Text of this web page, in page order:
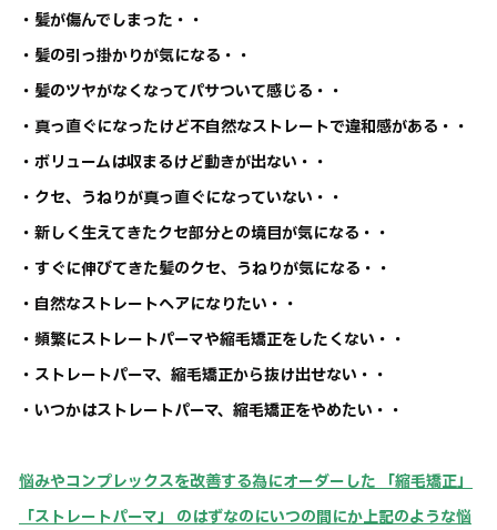
・髪が傷んでしまった・・
・髪の引っ掛かりが気になる・・
・髪のツヤがなくなってパサついて感じる・・
・真っ直ぐになったけど不自然なストレートで違和感がある・・
・ボリュームは収まるけど動きが出ない・・
・クセ、うねりが真っ直ぐになっていない・・
・新しく生えてきたクセ部分との境目が気になる・・
・すぐに伸びてきた髪のクセ、うねりが気になる・・
・自然なストレートヘアになりたい・・
・頻繁にストレートパーマや縮毛矯正をしたくない・・
・ストレートパーマ、縮毛矯正から抜け出せない・・
・いつかはストレートパーマ、縮毛矯正をやめたい・・
悩みやコンプレックスを改善する為にオーダーした 「縮毛矯正」
「ストレートパーマ」 のはずなのにいつの間にか上記のような悩